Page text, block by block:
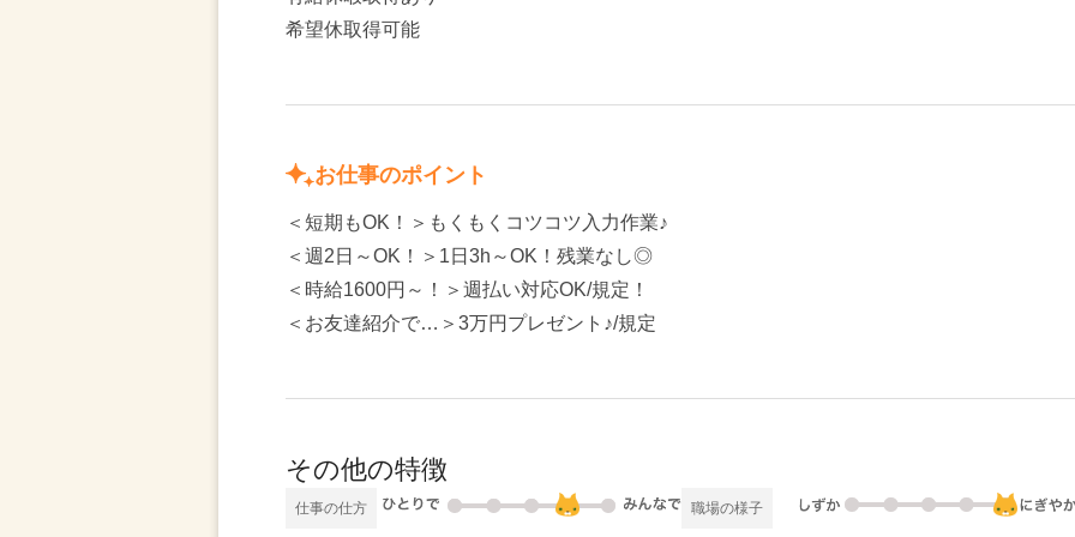
希望休取得可能
お仕事のポイント
＜短期もOK！＞もくもくコツコツ入力作業♪
＜週2日～OK！＞1日3h～OK！残業なし◎
＜時給1600円～！＞週払い対応OK/規定！
＜お友達紹介で…＞3万円プレゼント♪/規定
その他の特徴
仕事の仕方 職場の様子